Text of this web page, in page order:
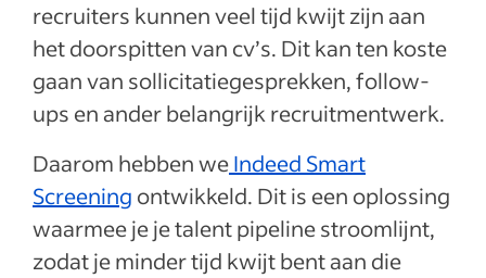
recruiters kunnen veel tijd kwijt zijn aan
het doorspitten van cv’s. Dit kan ten koste
gaan van sollicitatiegesprekken, follow-
ups en ander belangrijk recruitmentwerk.
Daarom hebben weIndeed Smart
Screening ontwikkeld. Dit is een oplossing
waarmee je je talent pipeline stroomlijnt,
zodat je minder tijd kwijt bent aan die